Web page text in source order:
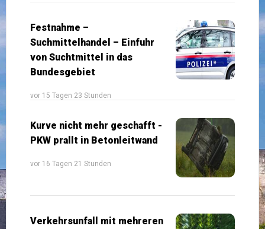
Festnahme –
Suchmittelhandel – Einfuhr
von Suchtmittel in das
Bundesgebiet
vor 15 Tagen 23 Stunden
Kurve nicht mehr geschafft -
PKW prallt in Betonleitwand
vor 16 Tagen 21 Stunden
Verkehrsunfall mit mehreren